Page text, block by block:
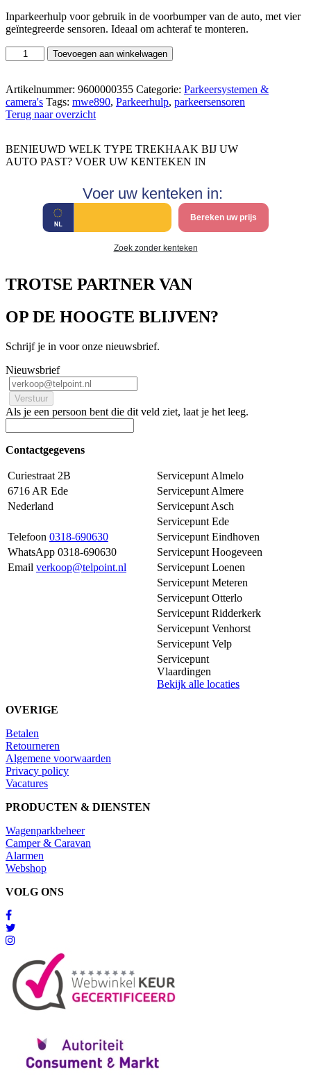
Inparkeerhulp voor gebruik in de voorbumper van de auto, met vier
geïntegreerde sensoren. Ideaal om achteraf te monteren.
Dometic
MagicWatch
890
personenauto's
(voor)
Toevoegen aan winkelwagen
Artikelnummer: 9600000355 Categorie: Parkeersystemen &
camera's Tags: mwe890, Parkeerhulp, parkeersensoren
Terug naar overzicht
BENIEUWD WELK TYPE TREKHAAK BIJ UW
AUTO PAST? VOER UW KENTEKEN IN
Voer uw kenteken in:
Bereken uw prijs
Zoek zonder kenteken
TROTSE PARTNER VAN
OP DE HOOGTE BLIJVEN?
Schrijf je in voor onze nieuwsbrief.
Nieuwsbrief
Als je een persoon bent die dit veld ziet, laat je het leeg.
Contactgegevens
Curiestraat 2B
Servicepunt Almelo
6716 AR Ede
Servicepunt Almere
Nederland
Servicepunt Asch
Servicepunt Ede
Telefoon 0318-690630
Servicepunt Eindhoven
WhatsApp 0318-690630
Servicepunt Hoogeveen
Email verkoop@telpoint.nl
Servicepunt Loenen
Servicepunt Meteren
Servicepunt Otterlo
Servicepunt Ridderkerk
Servicepunt Venhorst
Servicepunt Velp
Servicepunt
Vlaardingen
Bekijk alle locaties
OVERIGE
Betalen
Retourneren
Algemene voorwaarden
Privacy policy
Vacatures
PRODUCTEN & DIENSTEN
Wagenparkbeheer
Camper & Caravan
Alarmen
Webshop
VOLG ONS